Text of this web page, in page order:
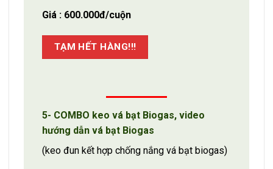
Giá : 600.000đ/cuộn
TẠM HẾT HÀNG!!!
5- COMBO keo vá bạt Biogas, video
hướng dẫn vá bạt Biogas
(keo đun kết hợp chống nắng vá bạt biogas)